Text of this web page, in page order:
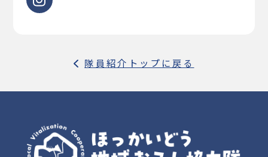
隊員紹介トップに戻る